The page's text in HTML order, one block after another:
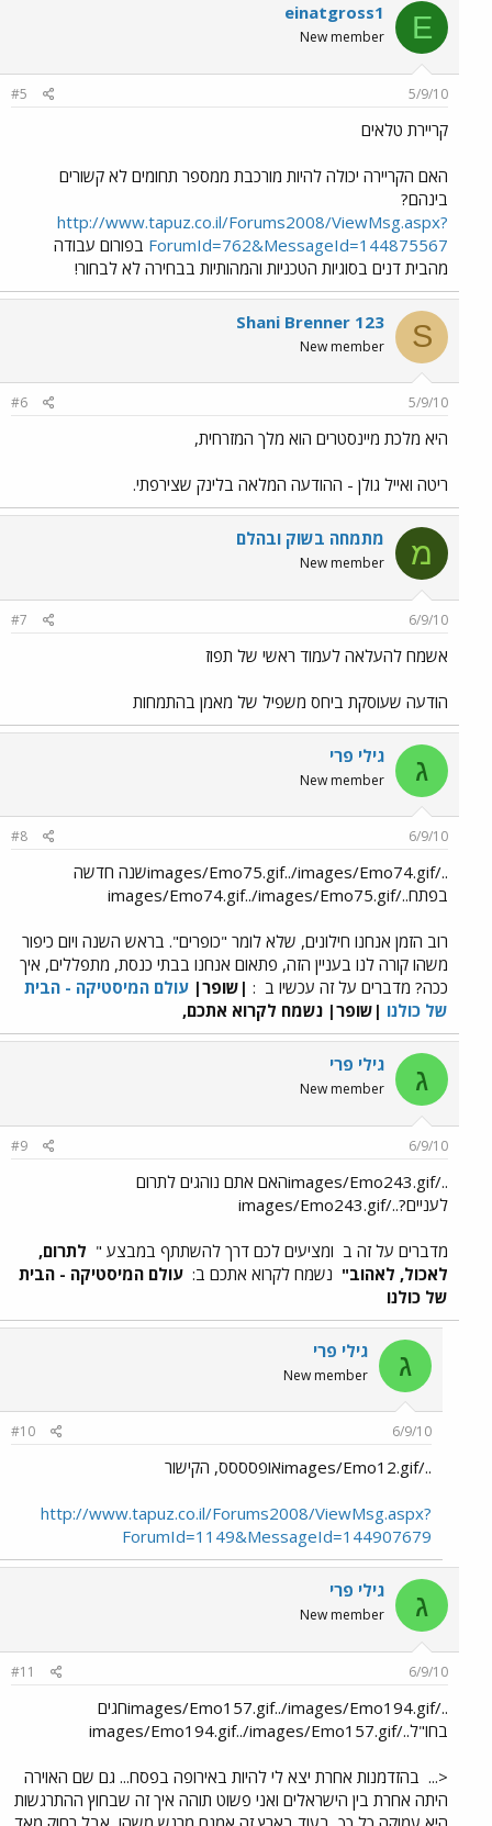
E
einatgross1
New member
5/9/10
#5
קריירת טלאים
האם הקריירה יכולה להיות מורכבת ממספר תחומים לא קשורים
בינהם?
http://www.tapuz.co.il/Forums2008/ViewMsg.aspx?
ForumId=762&MessageId=144875567 בפורום עבודה
מהבית דנים בסוגיות הטכניות והמהותיות בבחירה לא לבחור!
S
Shani Brenner 123
New member
5/9/10
#6
היא מלכת מיינסטרים הוא מלך המזרחית,
ריטה ואייל גולן - ההודעה המלאה בלינק שצירפתי.
מ מתמחה בשוק ובהלם
New member
6/9/10
#7
אשמח להעלאה לעמוד ראשי של תפוז
הודעה שעוסקת ביחס משפיל של מאמן בהתמחות
ג גילי פרי
New member
6/9/10
#8
../images/Emo75.gif../images/Emo74.gifשנה חדשה
בפתח../images/Emo74.gif../images/Emo75.gif
רוב הזמן אנחנו חילונים, שלא לומר "כופרים". בראש השנה ויום כיפור
משהו קורה לנו בעניין הזה, פתאום אנחנו בבתי כנסת, מתפללים, איך
ככה? מדברים על זה עכשיו ב : |שופר| עולם המיסטיקה - הבית
של כולנו |שופר| נשמח לקרוא אתכם,
ג גילי פרי
New member
6/9/10
#9
../images/Emo243.gifהאם אתם נוהגים לתרום
לעניים?../images/Emo243.gif
מדברים על זה ב ומציעים לכם דרך להשתתף במבצע " לתרום,
לאכול, לאהוב" נשמח לקרוא אתכם ב: עולם המיסטיקה - הבית
של כולנו
ג גילי פרי
New member
6/9/10
#10
../images/Emo12.gifאופסססס, הקישור
http://www.tapuz.co.il/Forums2008/ViewMsg.aspx?
ForumId=1149&MessageId=144907679
ג גילי פרי
New member
6/9/10
#11
../images/Emo157.gif../images/Emo194.gifחגים
בחו"ל../images/Emo194.gif../images/Emo157.gif
<... בהזדמנות אחרת יצא לי להיות באירופה בפסח... גם שם האוירה
היתה אחרת בין הישראלים ואני פשוט תוהה איך זה שבחוץ ההתרגשות